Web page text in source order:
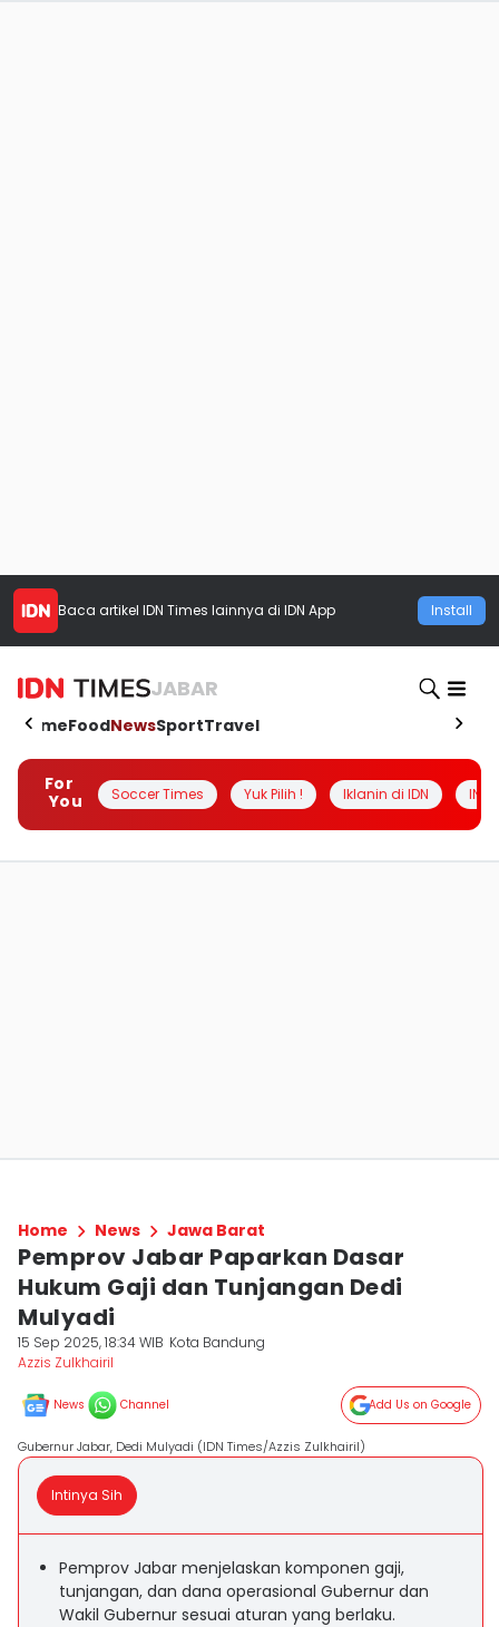
Baca artikel IDN Times lainnya di IDN App Install
JABAR
HomeFoodNewsSportTravel
For
You
Soccer Times Yuk Pilih ! Iklanin di IDN
Home News Jawa Barat
Pemprov Jabar Paparkan Dasar
Hukum Gaji dan Tunjangan Dedi
Mulyadi
15 Sep 2025, 18:34 WIB Kota Bandung
Azzis Zulkhairil
News Channel Add Us on Google
Gubernur Jabar, Dedi Mulyadi (IDN Times/Azzis Zulkhairil)
Intinya Sih
Pemprov Jabar menjelaskan komponen gaji,
tunjangan, dan dana operasional Gubernur dan
Wakil Gubernur sesuai aturan yang berlaku.